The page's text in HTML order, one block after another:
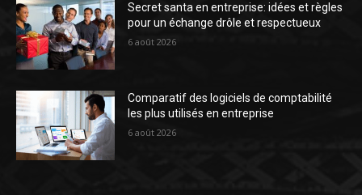
Secret santa en entreprise: idées et règles
pour un échange drôle et respectueux
6 août 2026
Comparatif des logiciels de comptabilité
les plus utilisés en entreprise
6 août 2026